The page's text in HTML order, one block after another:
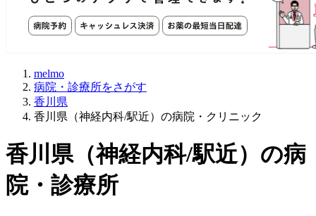
melmo
病院・診療所をさがす
香川県
香川県（神経内科/駅近）の病院・クリニック
香川県（神経内科/駅近） の病
院・診療所